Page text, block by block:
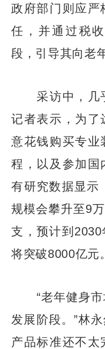
政府部门则应严
任，并通过税
段，引导其向老
采访中，几乎
记者表示，为了
意花钱购买专业
程，以及参加国
有研究数据显示
规模会攀升至9
支，预计到
将突破8000亿元。
“老年健身市
发展阶段。”林
产品标准还不太